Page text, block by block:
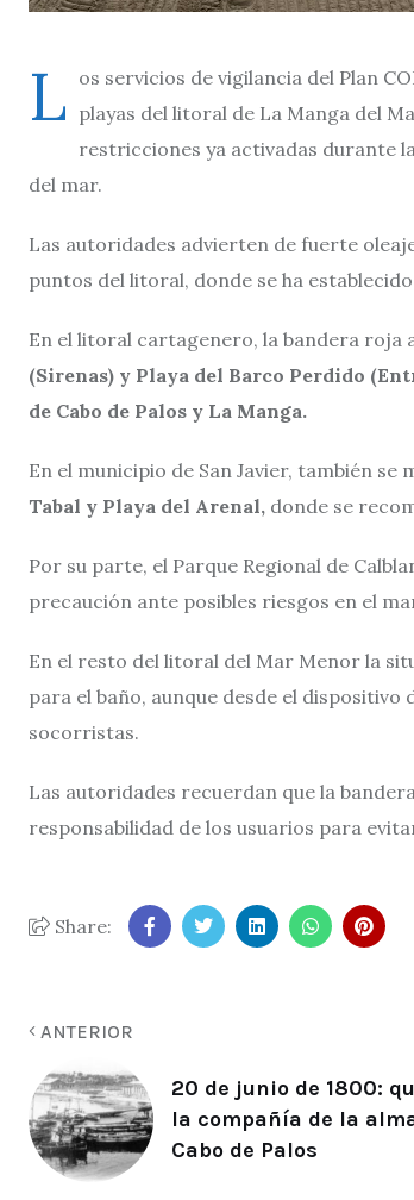
L os servicios de vigilancia del Plan
playas del litoral de La Manga del
restricciones ya activadas durante
del mar.
Las autoridades advierten de fuerte
puntos del litoral, donde se ha
En el litoral cartagenero, la bandera roja
(Sirenas) y Playa del Barco Perdido
de Cabo de Palos y La Manga.
En el municipio de San Javier, también se
Tabal y Playa del Arenal, donde se
Por su parte, el Parque Regional de
precaución ante posibles riesgos en el
En el resto del litoral del Mar Menor la
para el baño, aunque desde el
socorristas.
Las autoridades recuerdan que la
responsabilidad de los usuarios para
Share:
ANTERIOR
20 de junio de 1800:
la compañía de la
Cabo de Palos